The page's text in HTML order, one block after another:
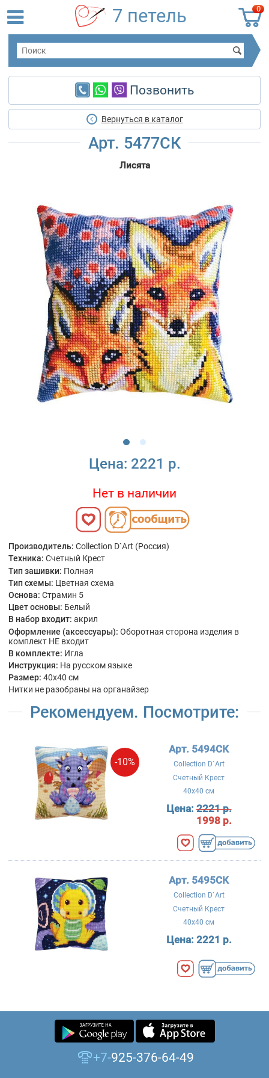
0
7 петель
Позвонить
Вернуться в каталог
Арт. 5477СК
Лисята
Цена: 2221 р.
Нет в наличии
Производитель: Collection D`Art (Россия)
Техника: Счетный Крест
Тип зашивки: Полная
Тип схемы: Цветная схема
Основа: Страмин 5
Цвет основы: Белый
В набор входит: акрил
Оформление (аксессуары): Оборотная сторона изделия в
комплект НЕ входит
В комплекте: Игла
Инструкция: На русском языке
Размер: 40x40 см
Нитки не разобраны на органайзер
Рекомендуем. Посмотрите:
-10%
Арт. 5494СК
Collection D`Art
Счетный Крест
40x40 см
Цена:2221 р.
1998 р.
Арт. 5495СК
Collection D`Art
Счетный Крест
40x40 см
Цена: 2221 р.
+7-925-376-64-49